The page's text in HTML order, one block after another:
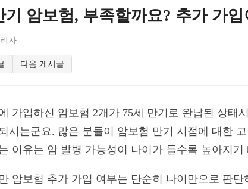
기 암보험, 부족할까요? 추가 가
자
다음 게시글
가입하신 암보험 2개가 75세 만기로 완납된 상태
시는군요. 많은 분들이 암보험 만기 시점에 대한
이유는 암 발병 가능성이 나이가 들수록 높아지기
암보험 추가 가입 여부는 단순히 나이만으로 판